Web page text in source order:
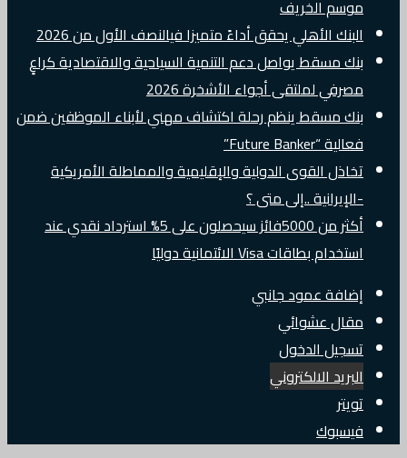
موسم الخريف
البنك الأهلي يحقق أداءً متميزا فيالنصف الأول من 2026
بنك مسقط يواصل دعم التنمية السياحية والاقتصادية كراعٍ
مصرفي لملتقى أجواء الأشخرة 2026
بنك مسقط ينظم رحلة اكتشاف مهني لأبناء الموظفين ضمن
فعالية “Future Banker”
تخاذل القوى الدولية والإقليمية والمماطلة الأمريكية
-الإيرانية ..إلى متى ؟
أكثر من 5000فائز سيحصلون على 5% استرداد نقدي عند
استخدام بطاقات Visa الائتمانية دوليًا
إضافة عمود جانبي
مقال عشوائي
تسجيل الدخول
البريد الالكتروني
تويتر
فيسبوك